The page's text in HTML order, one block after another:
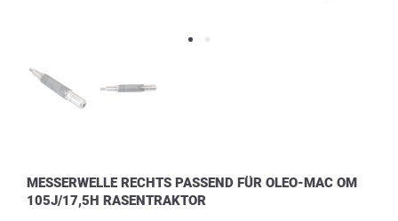
MESSERWELLE RECHTS PASSEND FÜR OLEO-MAC OM
105J/17,5H RASENTRAKTOR